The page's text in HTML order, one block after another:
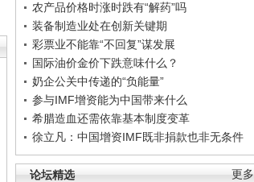
农产品价格时涨时跌有“解药”吗
装备制造业处在创新关键期
彩票业不能靠“不回复”谋发展
国际油价金价下跌意味什么？
奶企公关中传递的“负能量”
参与IMF增资能为中国带来什么
希腊造血还需依靠基本制度变革
徐立凡：中国增资IMF既非捐款也非无条件
更多
论坛精选